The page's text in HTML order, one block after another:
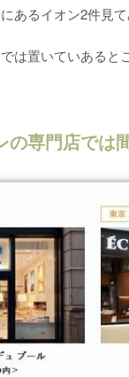
あるイオン2件見
は置いていあると
の専門店では